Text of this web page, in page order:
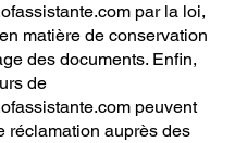
par la loi,
matière de conservation
des documents. Enfin,
de
peuvent
réclamation auprès des